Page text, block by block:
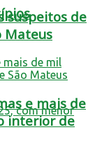
suspeitos de
Mateus
e mais de
interior de